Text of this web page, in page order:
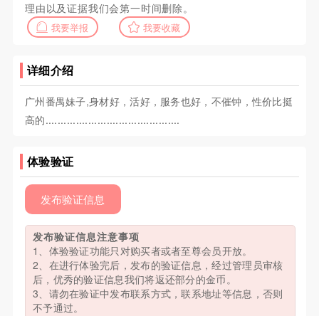
理由以及证据我们会第一时间删除。
我要举报 我要收藏
详细介绍
广州番禺妹子,身材好，活好，服务也好，不催钟，性价比挺
高的............................................
体验验证
发布验证信息
发布验证信息注意事项
1、体验验证功能只对购买者或者至尊会员开放。
2、在进行体验完后，发布的验证信息，经过管理员审核
后，优秀的验证信息我们将返还部分的金币。
3、请勿在验证中发布联系方式，联系地址等信息，否则
不予通过。